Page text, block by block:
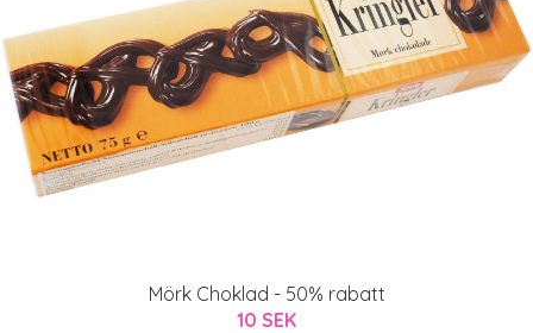
Mörk Choklad - 50% rabatt
10 SEK